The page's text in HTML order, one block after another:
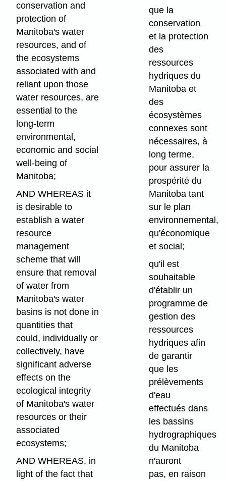
conservation and
protection of
Manitoba's water
resources, and of
the ecosystems
associated with and
reliant upon those
water resources, are
essential to the
long-term
environmental,
economic and social
well-being of
Manitoba;
AND WHEREAS it
is desirable to
establish a water
resource
management
scheme that will
ensure that removal
of water from
Manitoba's water
basins is not done in
quantities that
could, individually or
collectively, have
significant adverse
effects on the
ecological integrity
of Manitoba's water
resources or their
associated
ecosystems;
AND WHEREAS, in
light of the fact that
que la
conservation
et la protection
des
ressources
hydriques du
Manitoba et
des
écosystèmes
connexes sont
nécessaires, à
long terme,
pour assurer la
prospérité du
Manitoba tant
sur le plan
environnemental,
qu'économique
et social;
qu'il est
souhaitable
d'établir un
programme de
gestion des
ressources
hydriques afin
de garantir
que les
prélèvements
d'eau
effectués dans
les bassins
hydrographiques
du Manitoba
n'auront
pas, en raison